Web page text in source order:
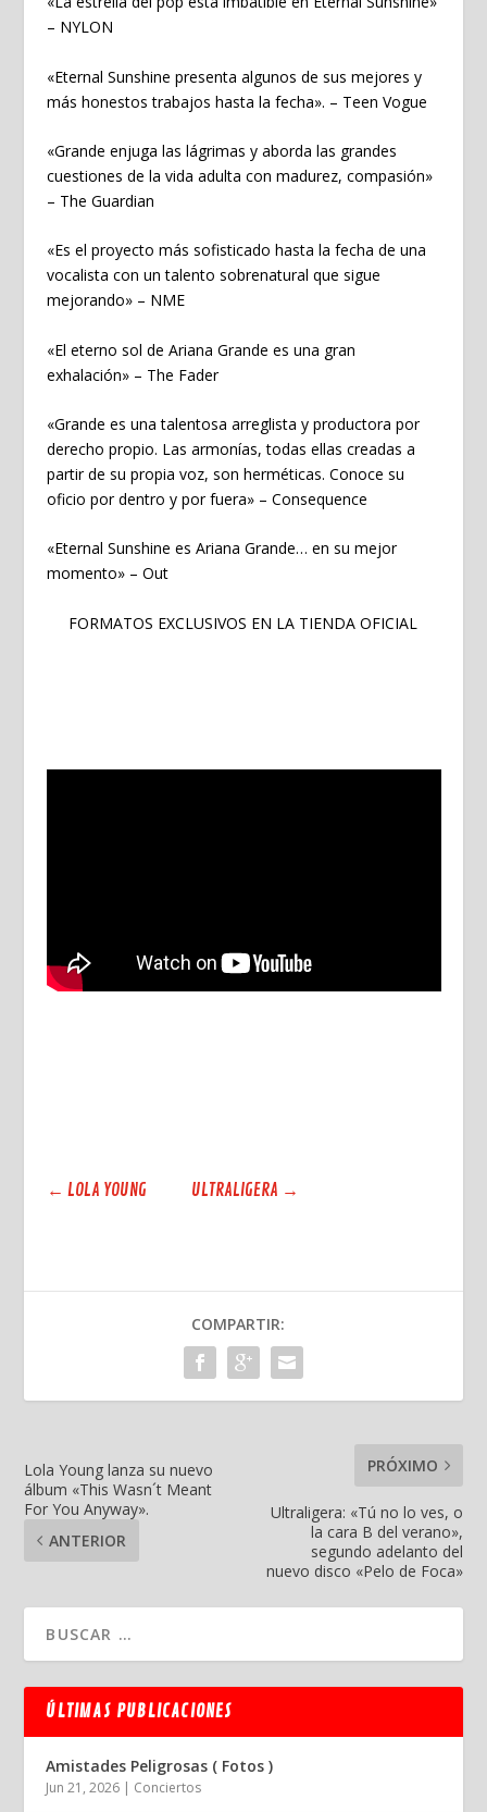
– NYLON
«Eternal Sunshine presenta algunos de sus mejores y
más honestos trabajos hasta la fecha». – Teen Vogue
«Grande enjuga las lágrimas y aborda las grandes
cuestiones de la vida adulta con madurez, compasión»
– The Guardian
«Es el proyecto más sofisticado hasta la fecha de una
vocalista con un talento sobrenatural que sigue
mejorando» – NME
«El eterno sol de Ariana Grande es una gran
exhalación» – The Fader
«Grande es una talentosa arreglista y productora por
derecho propio. Las armonías, todas ellas creadas a
partir de su propia voz, son herméticas. Conoce su
oficio por dentro y por fuera» – Consequence
«Eternal Sunshine es Ariana Grande… en su mejor
momento» – Out
FORMATOS EXCLUSIVOS EN LA TIENDA OFICIAL
← LOLA YOUNG ULTRALIGERA →
COMPARTIR:
Lola Young lanza su nuevo
álbum «This Wasn´t Meant
For You Anyway».
ANTERIOR
PRÓXIMO
Ultraligera: «Tú no lo ves, o
la cara B del verano»,
segundo adelanto del
nuevo disco «Pelo de Foca»
ÚLTIMAS PUBLICACIONES
Amistades Peligrosas ( Fotos )
Jun 21, 2026 | Conciertos